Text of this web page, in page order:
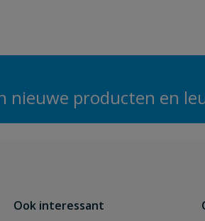
nieuwe producten en
Ook interessant